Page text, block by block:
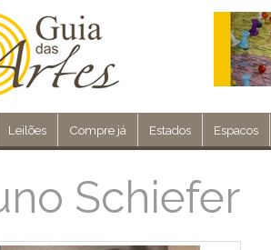
Leilões Compre já Estados Espacos
Schiefer